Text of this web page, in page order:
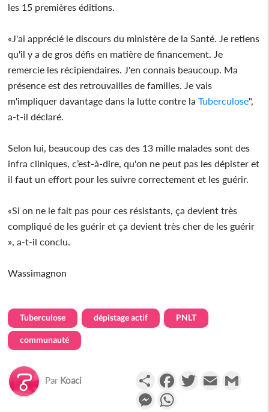
les 15 premières éditions.
«J'ai apprécié le discours du ministère de la Santé. Je retiens
qu'il y a de gros défis en matière de financement. Je
remercie les récipiendaires. J'en connais beaucoup. Ma
présence est des retrouvailles de familles. Je vais
m'impliquer davantage dans la lutte contre laTuberculose",
a-t-il déclaré.
Selon lui, beaucoup des cas des 13 mille malades sont des
infra cliniques, c’est-à-dire, qu'on ne peut pas les dépister et
il faut un effort pour les suivre correctement et les guérir.
«Si on ne le fait pas pour ces résistants, ça devient très
compliqué de les guérir et ça devient très cher de les guérir
», a-t-il conclu.
Wassimagnon
Tuberculose dépistage actif PNLT
communauté
Par Koaci PartagerFacebookTwitterEmail
Messenger